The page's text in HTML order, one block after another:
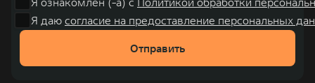
также 5 предприятий по сборке автомобилей.
Я даю согласие на предоставление персональных
Отправить